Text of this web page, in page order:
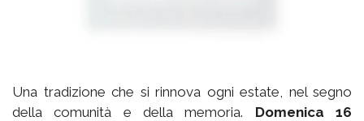
Una tradizione che si rinnova ogni estate, nel segno
della comunità e della memoria. Domenica 16